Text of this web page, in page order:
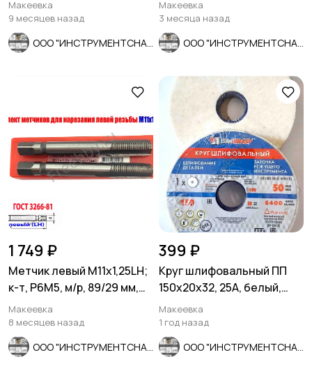
Макеевка
9 месяцев назад
Макеевка
3 месяца назад
1 749 ₽
Метчик левый М11х1,25LH;
к-т, Р6М5, м/р, 89/29 мм,
мелкий шаг.
Макеевка
8 месяцев назад
399 ₽
Круг шлифовальный ПП
150х20х32, 25А, белый,
40СМ, Луга, Россия.
Макеевка
1 год назад